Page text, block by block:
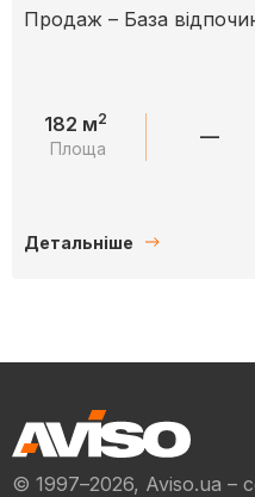
Продаж – База
182 м2
Площа —
Детальніше
© 1997–2026, Aviso.ua –